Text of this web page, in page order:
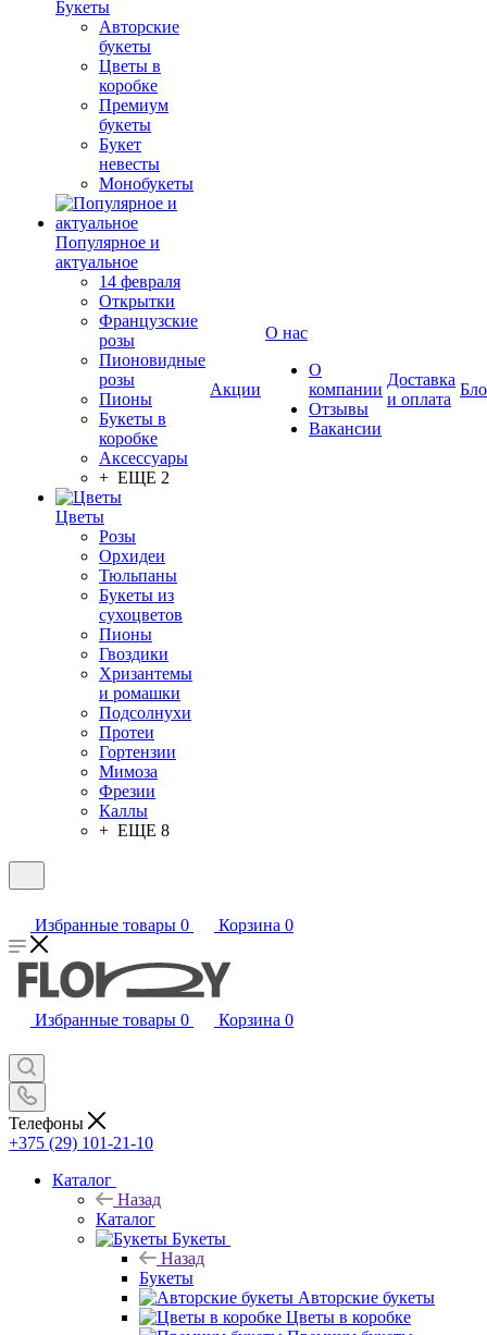
Букеты
Авторские
букеты
Цветы в
коробке
Премиум
букеты
Букет
невесты
Монобукеты
Популярное и
актуальное
14 февраля
Открытки
Французские
розы
Пионовидные
розы
Пионы
Букеты в
коробке
Аксессуары
+ ЕЩЕ 2
Цветы
Розы
Орхидеи
Тюльпаны
Букеты из
сухоцветов
Пионы
Гвоздики
Хризантемы
и ромашки
Подсолнухи
Протеи
Гортензии
Мимоза
Фрезии
Каллы
+ ЕЩЕ 8
Акции
О нас
О
компании
Отзывы
Вакансии
Доставка
и оплата
Избранные товары 0 Корзина 0
Избранные товары 0 Корзина 0
Телефоны
+375 (29) 101-21-10
Каталог
Назад
Каталог
Букеты
Назад
Букеты
Авторские букеты
Цветы в коробке